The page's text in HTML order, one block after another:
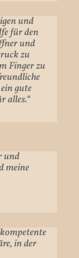
und
für den
und
zu
Finger zu
gute
alles.“
und
meine
in der